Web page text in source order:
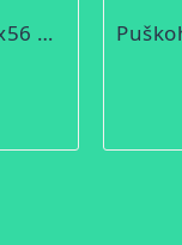
Puškohled Optika6 5-30x56 RD FFP